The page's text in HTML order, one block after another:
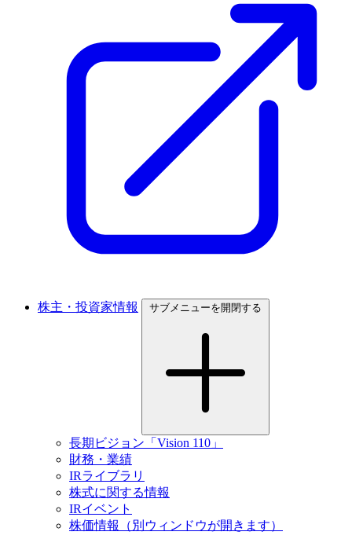
株主・投資家情報 サブメニューを開閉する
長期ビジョン「Vision 110」
財務・業績
IRライブラリ
株式に関する情報
IRイベント
株価情報
（別ウィンドウが開きます）